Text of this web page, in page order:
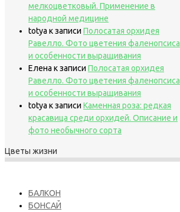
мелкоцветковый. Применение в
народной медицине
totya к записи Полосатая орхидея
Равелло. Фото цветения фаленопсиса
и особенности выращивания
Елена к записи Полосатая орхидея
Равелло. Фото цветения фаленопсиса
и особенности выращивания
totya к записи Каменная роза: редкая
красавица среди орхидей. Описание и
фото необычного сорта
Цветы жизни
БАЛКОН
БОНСАЙ